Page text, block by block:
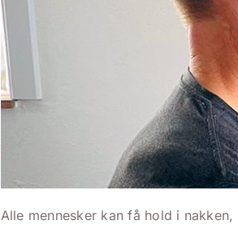
Alle mennesker kan få hold i